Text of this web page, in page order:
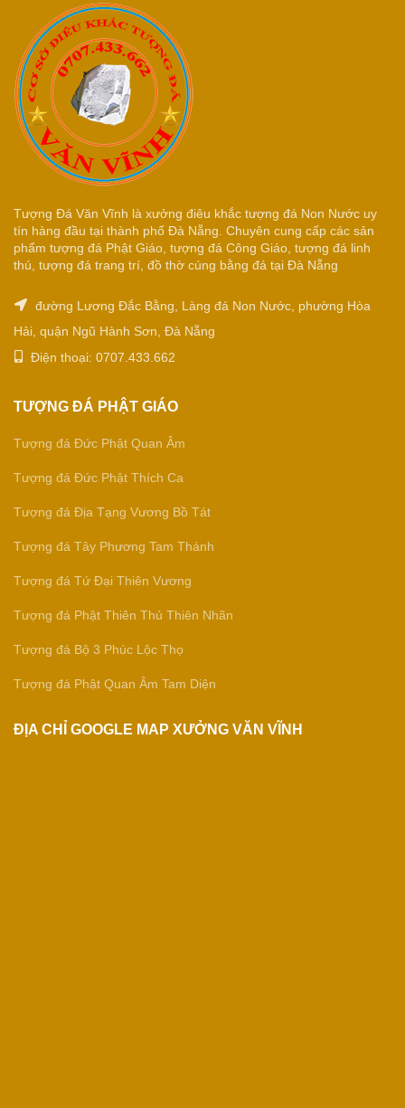
Tượng Đá Văn Vĩnh là xưởng điêu khắc tượng đá Non Nước uy
tín hàng đầu tại thành phố Đà Nẵng. Chuyên cung cấp các sản
phẩm tượng đá Phật Giáo, tượng đá Công Giáo, tượng đá linh
thú, tượng đá trang trí, đồ thờ cúng bằng đá tại Đà Nẵng
đường Lương Đắc Bằng, Làng đá Non Nước, phường Hòa
Hải, quận Ngũ Hành Sơn, Đà Nẵng
Điện thoại: 0707.433.662
TƯỢNG ĐÁ PHẬT GIÁO
Tượng đá Đức Phật Quan Âm
Tượng đá Đức Phật Thích Ca
Tượng đá Địa Tạng Vương Bồ Tát
Tượng đá Tây Phương Tam Thánh
Tượng đá Tứ Đại Thiên Vương
Tượng đá Phật Thiên Thủ Thiên Nhãn
Tượng đá Bộ 3 Phúc Lộc Thọ
Tượng đá Phật Quan Âm Tam Diện
ĐỊA CHỈ GOOGLE MAP XƯỞNG VĂN VĨNH